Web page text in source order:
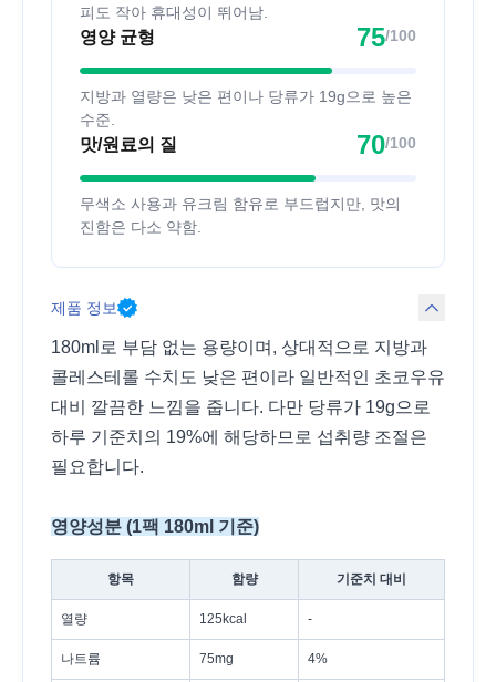
피도 작아 휴대성이 뛰어남.
영양 균형 75/100
지방과 열량은 낮은 편이나 당류가 19g으로 높은
수준.
맛/원료의 질 70/100
무색소 사용과 유크림 함유로 부드럽지만, 맛의
진함은 다소 약함.
제품 정보
180ml로 부담 없는 용량이며, 상대적으로 지방과
콜레스테롤 수치도 낮은 편이라 일반적인 초코우유
대비 깔끔한 느낌을 줍니다. 다만 당류가 19g으로
하루 기준치의 19%에 해당하므로 섭취량 조절은
필요합니다.
영양성분 (1팩 180ml 기준)
항목 함량 기준치 대비
열량 125kcal -
나트륨 75mg 4%